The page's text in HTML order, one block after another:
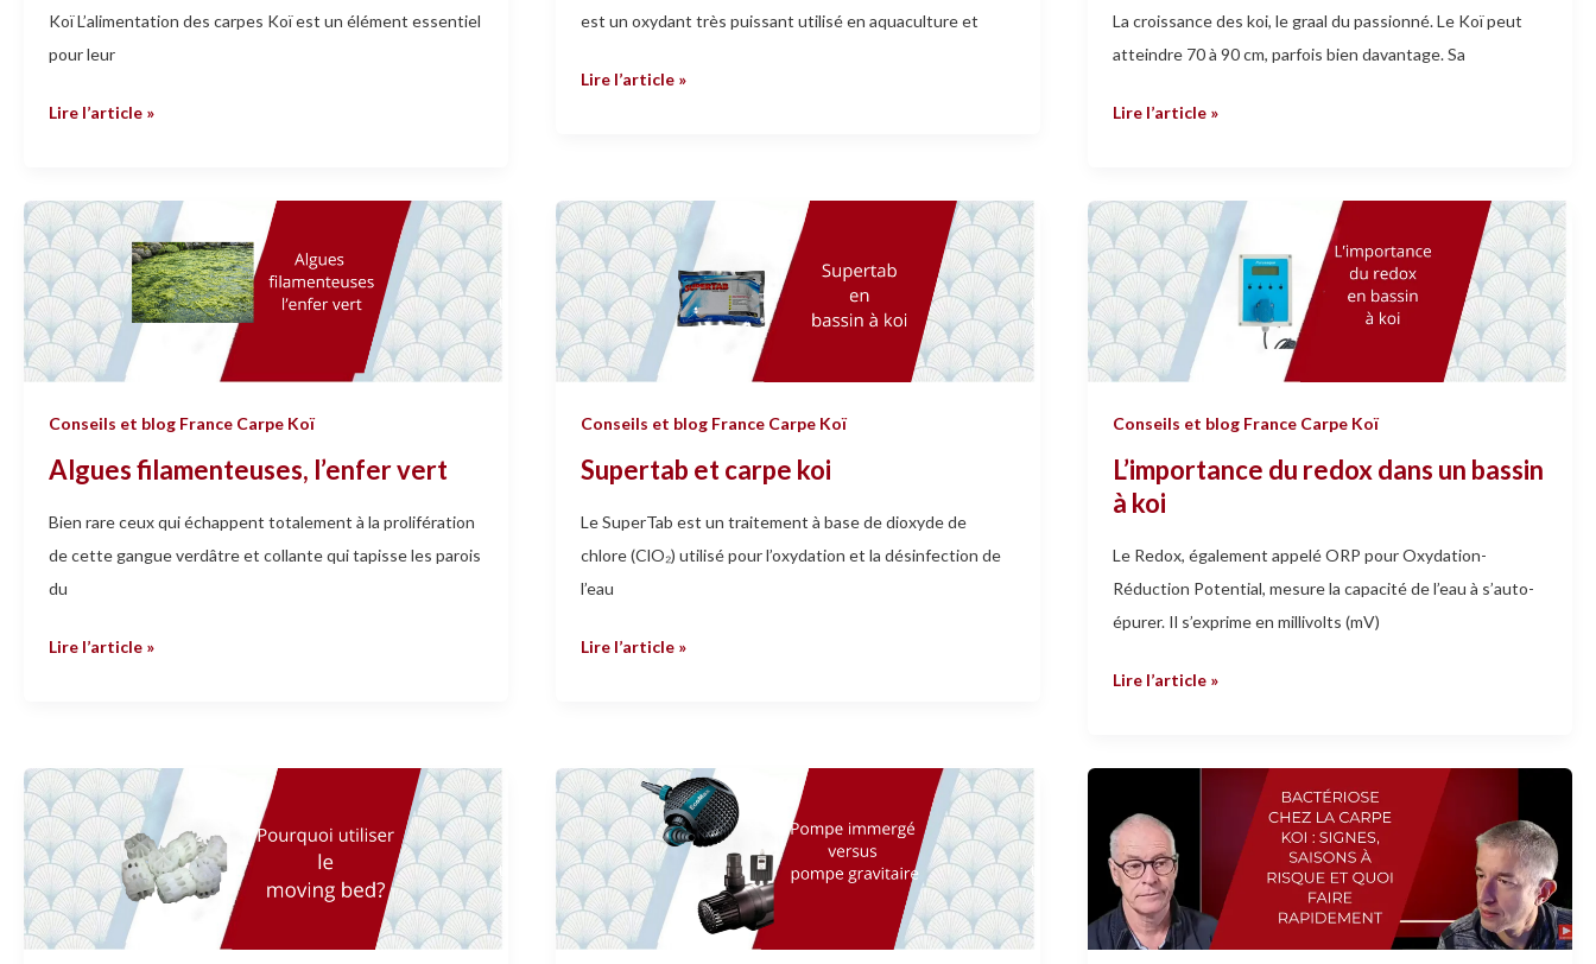
Koï L’alimentation des carpes Koï est un élément essentiel
pour leur
Lire l’article »
est un oxydant très puissant utilisé en aquaculture et
Lire l’article »
La croissance des koi, le graal du passionné. Le Koï peut
atteindre 70 à 90 cm, parfois bien davantage. Sa
Lire l’article »
Conseils et blog France Carpe Koï
Algues filamenteuses, l’enfer vert
Bien rare ceux qui échappent totalement à la prolifération
de cette gangue verdâtre et collante qui tapisse les parois
du
Algues
filamenteuses,
l’enfer
vert
Lire l’article »
Conseils et blog France Carpe Koï
Supertab et carpe koi
Le SuperTab est un traitement à base de dioxyde de
chlore (ClO₂) utilisé pour l’oxydation et la désinfection de
l’eau
Supertab
et
carpe
koi
Lire l’article »
Conseils et blog France Carpe Koï
L’importance du redox dans un bassin
à koi
Le Redox, également appelé ORP pour Oxydation-
Réduction Potential, mesure la capacité de l’eau à s’auto-
épurer. Il s’exprime en millivolts (mV)
L’importance
du
redox
dans
un
bassin
à
Lire l’article »
Pourquoi
un
moving
bed
en
filtration
Pompe
à
eau,
comparaison
mode
gravitaire/pompage
chez
la
carpe
koi
: